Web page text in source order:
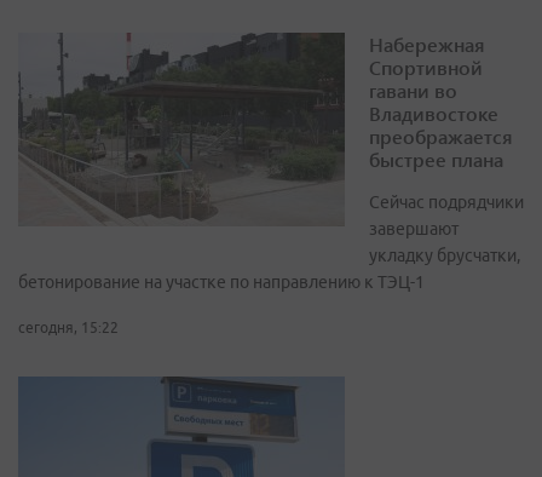
Набережная
Спортивной
гавани во
Владивостоке
преображается
быстрее плана
Сейчас подрядчики
завершают
укладку брусчатки,
бетонирование на участке по направлению к ТЭЦ-1
сегодня, 15:22